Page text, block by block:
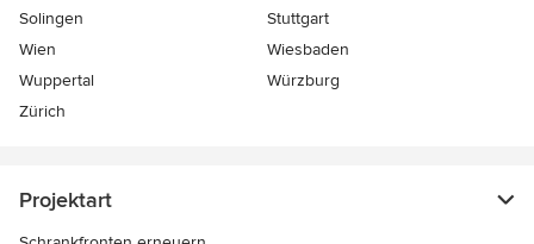
Solingen
Stuttgart
Wien
Wiesbaden
Wuppertal
Würzburg
Zürich
Projektart